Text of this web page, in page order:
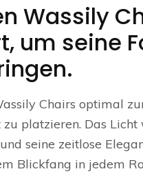
Wassily
um seine
Chairs optimal
platzieren. Das
seine zeitlose
Blickfang in jedem